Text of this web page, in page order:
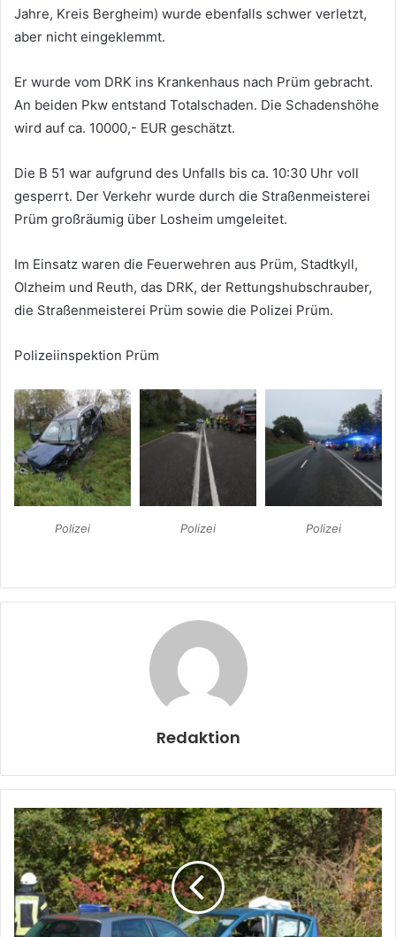
Jahre, Kreis Bergheim) wurde ebenfalls schwer verletzt,
aber nicht eingeklemmt.
Er wurde vom DRK ins Krankenhaus nach Prüm gebracht.
An beiden Pkw entstand Totalschaden. Die Schadenshöhe
wird auf ca. 10000,- EUR geschätzt.
Die B 51 war aufgrund des Unfalls bis ca. 10:30 Uhr voll
gesperrt. Der Verkehr wurde durch die Straßenmeisterei
Prüm großräumig über Losheim umgeleitet.
Im Einsatz waren die Feuerwehren aus Prüm, Stadtkyll,
Olzheim und Reuth, das DRK, der Rettungshubschrauber,
die Straßenmeisterei Prüm sowie die Polizei Prüm.
Polizeiinspektion Prüm
Polizei Polizei Polizei
Redaktion